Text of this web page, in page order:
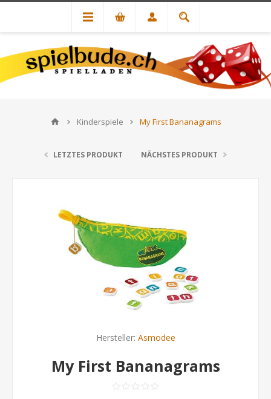
Kinderspiele My First Bananagrams
LETZTES PRODUKT NÄCHSTES PRODUKT
Hersteller: Asmodee
My First Bananagrams